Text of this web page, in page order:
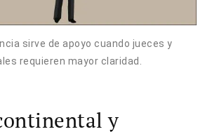
sirve de apoyo cuando jueces y
requieren mayor claridad.
y